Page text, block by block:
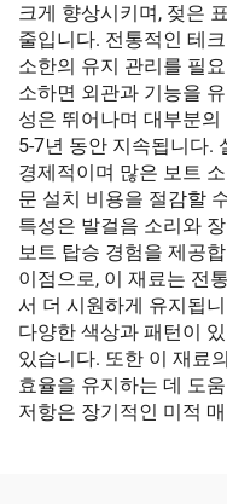
크게 향상시키며, 젖은
줄입니다. 전통적인 테
소한의 유지 관리를 필
소하면 외관과 기능을
성은 뛰어나며 대부분
5-7년 동안 지속됩니다.
경제적이며 많은 보트
문 설치 비용을 절감할
특성은 발걸음 소리와
보트 탑승 경험을 제공
이점으로, 이 재료는 전
서 더 시원하게 유지됩
다양한 색상과 패턴이
있습니다. 또한 이 재료
효율을 유지하는 데 도
저항은 장기적인 미적